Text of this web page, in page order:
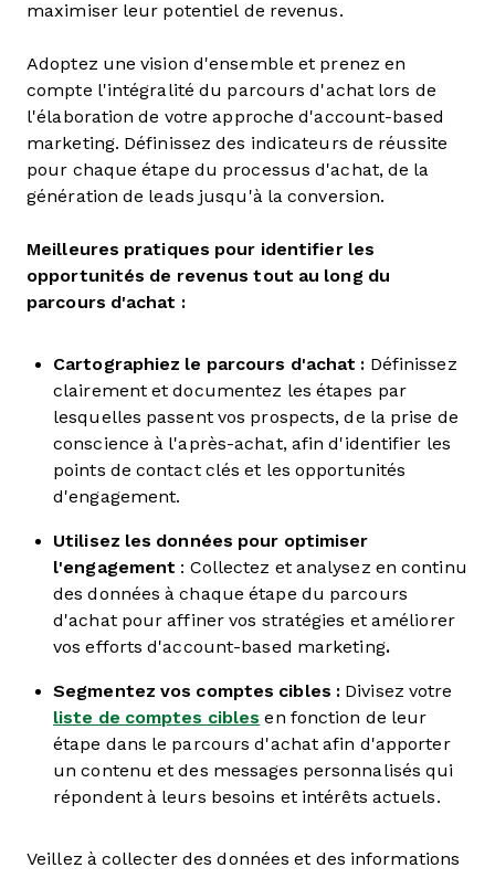
maximiser leur potentiel de revenus.
Adoptez une vision d'ensemble et prenez en
compte l'intégralité du parcours d'achat lors de
l'élaboration de votre approche d'account-based
marketing. Définissez des indicateurs de réussite
pour chaque étape du processus d'achat, de la
génération de leads jusqu'à la conversion.
Meilleures pratiques pour identifier les
opportunités de revenus tout au long du
parcours d'achat :
Cartographiez le parcours d'achat : Définissez
clairement et documentez les étapes par
lesquelles passent vos prospects, de la prise de
conscience à l'après-achat, afin d'identifier les
points de contact clés et les opportunités
d'engagement.
Utilisez les données pour optimiser
l'engagement : Collectez et analysez en continu
des données à chaque étape du parcours
d'achat pour affiner vos stratégies et améliorer
vos efforts d'account-based marketing.
Segmentez vos comptes cibles : Divisez votre
liste de comptes cibles en fonction de leur
étape dans le parcours d'achat afin d'apporter
un contenu et des messages personnalisés qui
répondent à leurs besoins et intérêts actuels.
Veillez à collecter des données et des informations